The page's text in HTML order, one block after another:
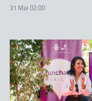
31 Mai 02:00